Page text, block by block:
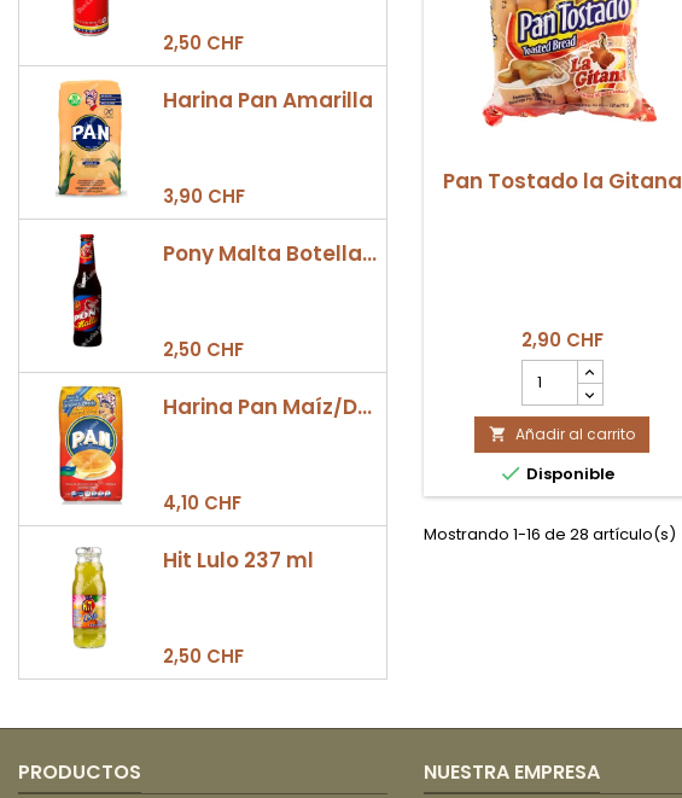
2,50 CHF
Harina Pan Amarilla
3,90 CHF
Pony Malta Botella 330ml
2,50 CHF
Harina Pan Maíz/Dulce 500gr
4,10 CHF
Hit Lulo 237 ml
2,50 CHF
Pan Tostado la Gitana
2,90 CHF
cantidad
del
producto
Pan
Tostado
la
Gitana
 Añadir al carrito
 Disponible
Mostrando 1-16 de 28 artículo(s)
PRODUCTOS NUESTRA EMPRESA